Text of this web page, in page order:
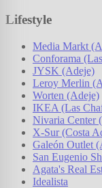
Lifestyle
Media Markt
Conforama
JYSK (Adeje)
Leroy Merlin
Worten (Adeje)
IKEA (Las
Nivaria Center
X-Sur (Costa
Galeón Outlet
San Eugenio
Agata's Real
Idealista